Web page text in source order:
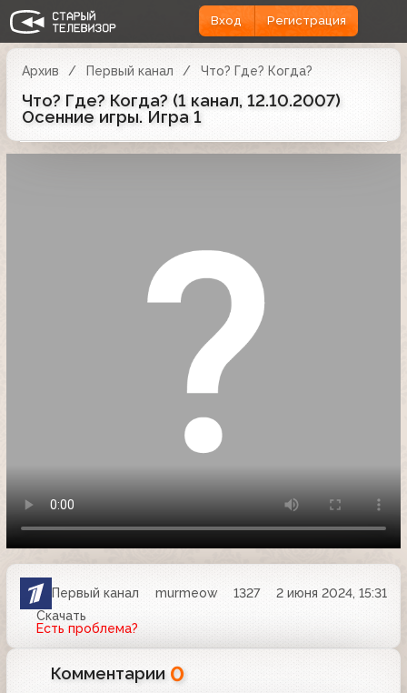
Вход Регистрация
Архив Первый канал Что? Где? Когда?
Что? Где? Когда? (1 канал, 12.10.2007)
Осенние игры. Игра 1
Первый канал murmeow 1327
2 июня 2024, 15:31
Скачать
Есть проблема?
Комментарии 0